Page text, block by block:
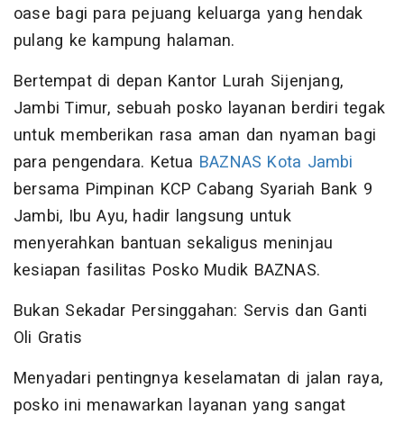
oase bagi para pejuang keluarga yang hendak
pulang ke kampung halaman.
Bertempat di depan Kantor Lurah Sijenjang,
Jambi Timur, sebuah posko layanan berdiri tegak
untuk memberikan rasa aman dan nyaman bagi
para pengendara. Ketua BAZNAS Kota Jambi
bersama Pimpinan KCP Cabang Syariah Bank 9
Jambi, Ibu Ayu, hadir langsung untuk
menyerahkan bantuan sekaligus meninjau
kesiapan fasilitas Posko Mudik BAZNAS.
Bukan Sekadar Persinggahan: Servis dan Ganti
Oli Gratis
Menyadari pentingnya keselamatan di jalan raya,
posko ini menawarkan layanan yang sangat